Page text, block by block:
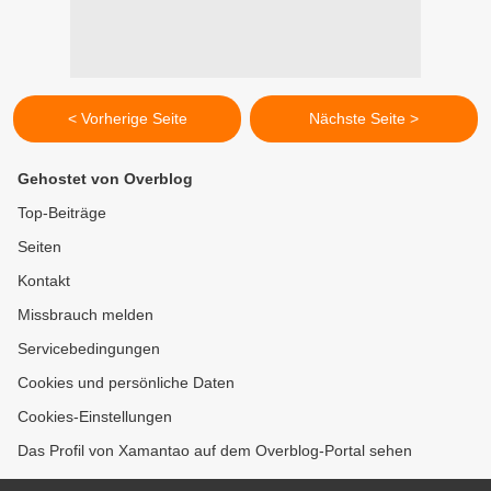
< Vorherige Seite Nächste Seite >
Gehostet von Overblog
Top-Beiträge
Seiten
Kontakt
Missbrauch melden
Servicebedingungen
Cookies und persönliche Daten
Cookies-Einstellungen
Das Profil von Xamantao auf dem Overblog-Portal sehen